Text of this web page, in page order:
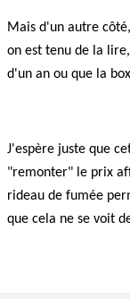
Mais d'un autre
on est tenu de la
d'un an ou que la
J'espère juste que
"remonter" le prix
rideau de fumée
que cela ne se voit